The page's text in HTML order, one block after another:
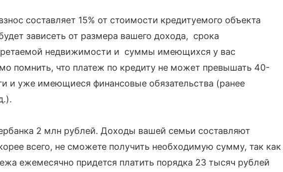
составляет 15% от стоимости кредитуемого объекта
зависеть от размера вашего дохода, срока
недвижимости и суммы имеющихся у вас
помнить, что платеж по кредиту не может превышать 40-
и уже имеющиеся финансовые обязательства (ранее
2 млн рублей. Доходы вашей семьи составляют
всего, не сможете получить необходимую сумму, так как
ежемесячно придется платить порядка 23 тысяч рублей